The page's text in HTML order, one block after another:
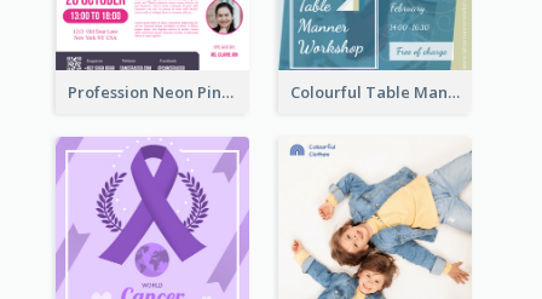
Profession Neon Pink Flyer Ribbon Design Template Colourful Table Manner Course Flyer With Details